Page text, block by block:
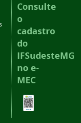
Consulte
o
cadastro
do
IFSudesteMG
no e-
MEC